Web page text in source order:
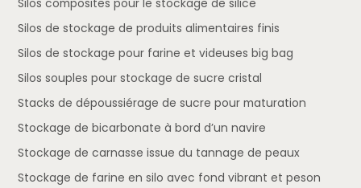
Silos composites pour le stockage de silice
Silos de stockage de produits alimentaires finis
Silos de stockage pour farine et videuses big bag
Silos souples pour stockage de sucre cristal
Stacks de dépoussiérage de sucre pour maturation
Stockage de bicarbonate à bord d’un navire
Stockage de carnasse issue du tannage de peaux
Stockage de farine en silo avec fond vibrant et peson